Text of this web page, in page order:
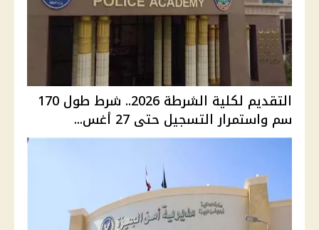
التقديم لكلية الشرطة 2026.. شرط طول 170
سم واستمرار التسجيل حتى 27 أغس...